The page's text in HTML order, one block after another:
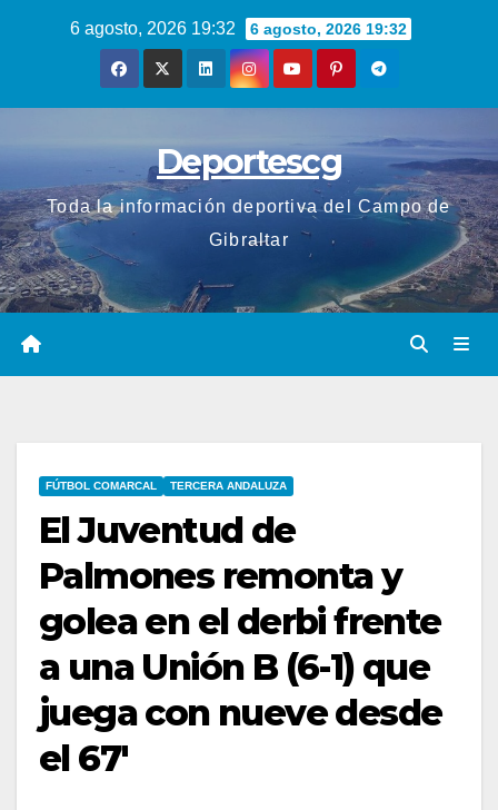
6 agosto, 2026 19:32 6 agosto, 2026 19:32
Deportescg
Toda la información deportiva del Campo de
Gibraltar
FÚTBOL COMARCAL TERCERA ANDALUZA
El Juventud de
Palmones remonta y
golea en el derbi frente
a una Unión B (6-1) que
juega con nueve desde
el 67′